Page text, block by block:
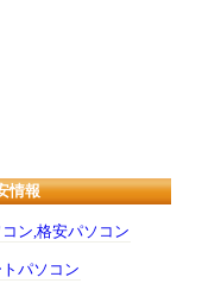
情報
ン,格安パソコン
パソコン